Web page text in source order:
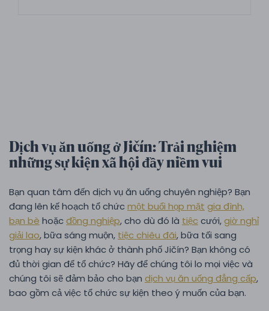
Dịch vụ ăn uống ở Jičín: Trải nghiệm
những sự kiện xã hội đầy niềm vui
Bạn quan tâm đến dịch vụ ăn uống chuyên nghiệp? Bạn
đang lên kế hoạch tổ chứcmột buổi họp mặt gia đình,
bạn bè hoặcđồng nghiệp, cho dù đó là tiệccưới,giờ nghỉ
giải lao, bữa sáng muộn, tiệc chiêu đãi, bữa tối sang
trọng hay sự kiện khác ở thành phố Jičín? Bạn không có
đủ thời gian để tổ chức? Hãy để chúng tôi lo mọi việc và
chúng tôi sẽ đảm bảo cho bạn dịch vụ ăn uống đẳng cấp,
bao gồm cả việc tổ chức sự kiện theo ý muốn của bạn.